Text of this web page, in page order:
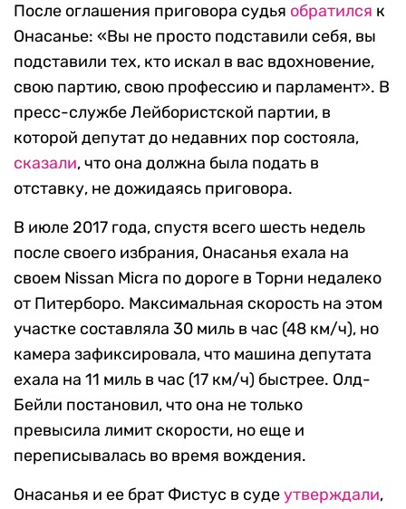
После оглашения приговора судья обратился к
Онасанье: «Вы не просто подставили себя, вы
подставили тех, кто искал в вас вдохновение,
свою партию, свою профессию и парламент». В
пресс-службе Лейбористской партии, в
которой депутат до недавних пор состояла,
сказали, что она должна была подать в
отставку, не дожидаясь приговора.
В июле 2017 года, спустя всего шесть недель
после своего избрания, Онасанья ехала на
своем Nissan Micra по дороге в Торни недалеко
от Питерборо. Максимальная скорость на этом
участке составляла 30 миль в час (48 км/ч), но
камера зафиксировала, что машина депутата
ехала на 11 миль в час (17 км/ч) быстрее. Олд-
Бейли постановил, что она не только
превысила лимит скорости, но еще и
переписывалась во время вождения.
Онасанья и ее брат Фистус в судеутверждали,